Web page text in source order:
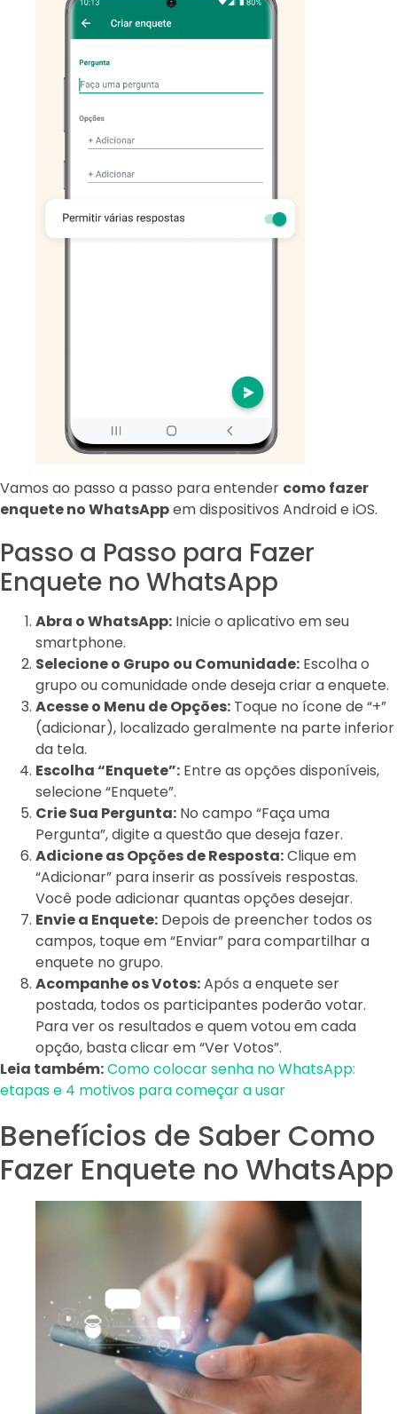
Vamos ao passo a passo para entender como fazer
enquete no WhatsAppem dispositivos Android e iOS.
Passo a Passo para Fazer
Enquete no WhatsApp
Abra o WhatsApp: Inicie o aplicativo em seu
smartphone.
Selecione o Grupo ou Comunidade: Escolha o
grupo ou comunidade onde deseja criar a enquete.
Acesse o Menu de Opções: Toque no ícone de “+”
(adicionar), localizado geralmente na parte inferior
da tela.
Escolha “Enquete”: Entre as opções disponíveis,
selecione “Enquete”.
Crie Sua Pergunta: No campo “Faça uma
Pergunta”, digite a questão que deseja fazer.
Adicione as Opções de Resposta:Clique em
“Adicionar” para inserir as possíveis respostas.
Você pode adicionar quantas opções desejar.
Envie a Enquete: Depois de preencher todos os
campos, toque em “Enviar” para compartilhar a
enquete no grupo.
Acompanhe os Votos:Após a enquete ser
postada, todos os participantes poderão votar.
Para ver os resultados e quem votou em cada
opção, basta clicar em “Ver Votos”.
Leia também:Como colocar senha no WhatsApp:
etapas e 4 motivos para começar a usar
Benefícios de Saber Como
Fazer Enquete no WhatsApp